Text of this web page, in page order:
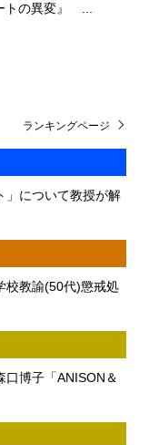
トの異変』 ...
」について教授が解
教諭(50代)懲戒処
博子「ANISON＆
ランキングページ